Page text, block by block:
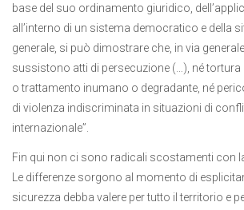
base del suo ordinamento giuridico,
all’interno di un sistema democratico e della
generale, si può dimostrare che, in via
sussistono atti di persecuzione (…), né tortura
o trattamento inumano o degradante, né
di violenza indiscriminata in situazioni di
internazionale”.
Fin qui non ci sono radicali scostamenti con
Le differenze sorgono al momento di
sicurezza debba valere per tutto il territorio e